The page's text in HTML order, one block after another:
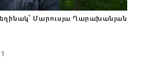
Մարուսյա Ղարախանյան